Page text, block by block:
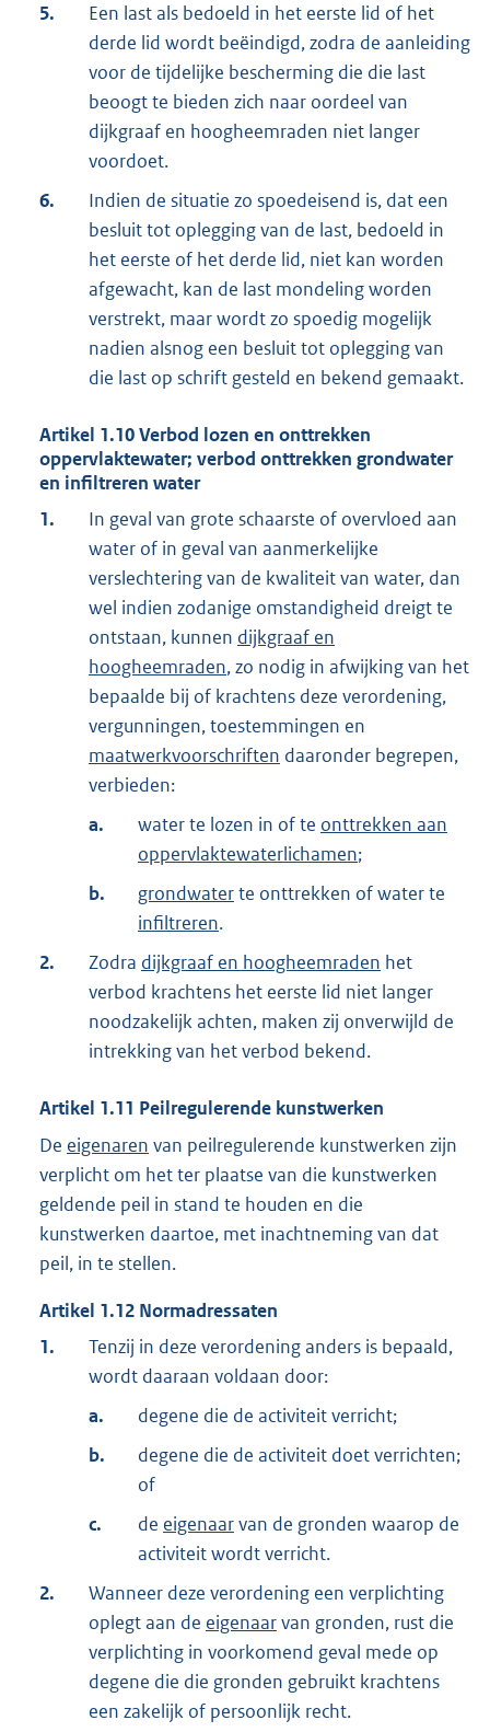
5.
Een last als bedoeld in het eerste lid of het
derde lid wordt beëindigd, zodra de aanleiding
voor de tijdelijke bescherming die die last
beoogt te bieden zich naar oordeel van
dijkgraaf en hoogheemraden niet langer
voordoet.
6.
Indien de situatie zo spoedeisend is, dat een
besluit tot oplegging van de last, bedoeld in
het eerste of het derde lid, niet kan worden
afgewacht, kan de last mondeling worden
verstrekt, maar wordt zo spoedig mogelijk
nadien alsnog een besluit tot oplegging van
die last op schrift gesteld en bekend gemaakt.
Artikel 1.10Verbod lozen en onttrekken
oppervlaktewater; verbod onttrekken grondwater
en infiltreren water
1.
In geval van grote schaarste of overvloed aan
water of in geval van aanmerkelijke
verslechtering van de kwaliteit van water, dan
wel indien zodanige omstandigheid dreigt te
ontstaan, kunnen dijkgraaf en
hoogheemraden, zo nodig in afwijking van het
bepaalde bij of krachtens deze verordening,
vergunningen, toestemmingen en
maatwerkvoorschriften daaronder begrepen,
verbieden:
a.
water te lozen in of te onttrekken aan
oppervlaktewaterlichamen;
b.
grondwaterte onttrekken of water te
infiltreren.
2.
Zodra dijkgraaf en hoogheemraden het
verbod krachtens het eerste lid niet langer
noodzakelijk achten, maken zij onverwijld de
intrekking van het verbod bekend.
Artikel 1.11 Peilregulerende kunstwerken
De eigenaren van peilregulerende kunstwerken zijn
verplicht om het ter plaatse van die kunstwerken
geldende peil in stand te houden en die
kunstwerken daartoe, met inachtneming van dat
peil, in te stellen.
Artikel 1.12 Normadressaten
1.
Tenzij in deze verordening anders is bepaald,
wordt daaraan voldaan door:
a.
degene die de activiteit verricht;
b.
degene die de activiteit doet verrichten;
of
c.
de eigenaarvan de gronden waarop de
activiteit wordt verricht.
2.
Wanneer deze verordening een verplichting
oplegt aan de eigenaarvan gronden, rust die
verplichting in voorkomend geval mede op
degene die die gronden gebruikt krachtens
een zakelijk of persoonlijk recht.